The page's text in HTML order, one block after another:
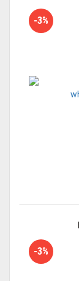
-3%
-3%